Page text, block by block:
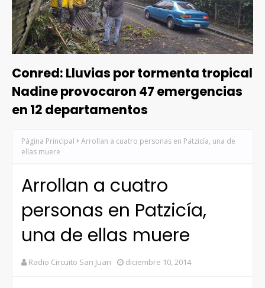
Conred: Lluvias por tormenta tropical
Nadine provocaron 47 emergencias
en 12 departamentos
Página Principal
Arrollan a cuatro personas en Patzicía, una de
ellas muere
Arrollan a cuatro
personas en Patzicía,
una de ellas muere
Radio Circuito San Juan diciembre 10, 2014